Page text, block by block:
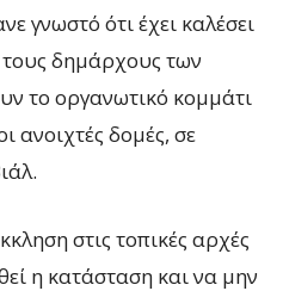
γνωστό ότι έχει καλέσει
δημάρχους των
το οργανωτικό κομμάτι
ανοιχτές δομές, σε
στις τοπικές αρχές
η κατάσταση και να μην